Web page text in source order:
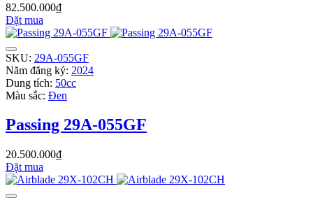
82.500.000₫
Đặt mua
SKU: 29A-055GF
Năm đăng ký: 2024
Dung tích: 50cc
Màu sắc: Đen
Passing 29A-055GF
20.500.000₫
Đặt mua